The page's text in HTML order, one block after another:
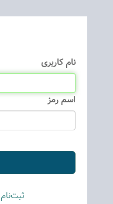
نام كاربری
اسم رمز
ثبت‌نام